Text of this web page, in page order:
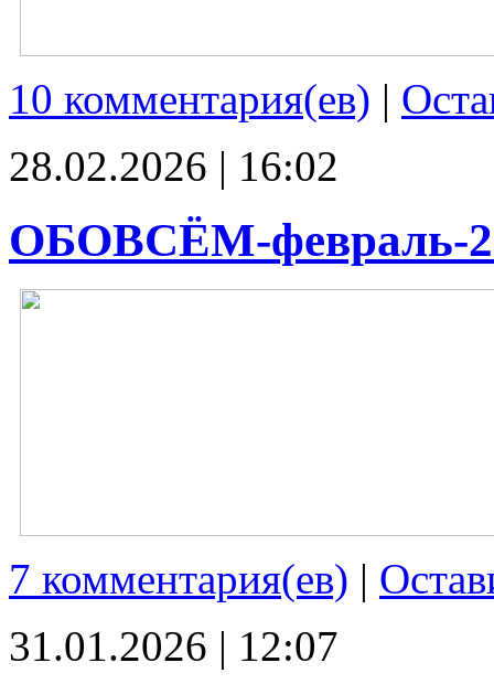
10 комментария(ев) |
28.02.2026 | 16:02
ОБОВСЁМ-февраль-
7 комментария(ев) |
31.01.2026 | 12:07